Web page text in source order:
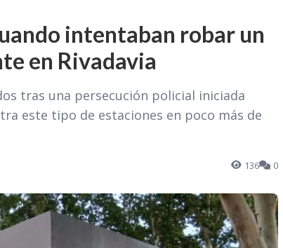
intentaban robar un
en Rivadavia
tras una persecución policial iniciada
este tipo de estaciones en poco más de
136 0